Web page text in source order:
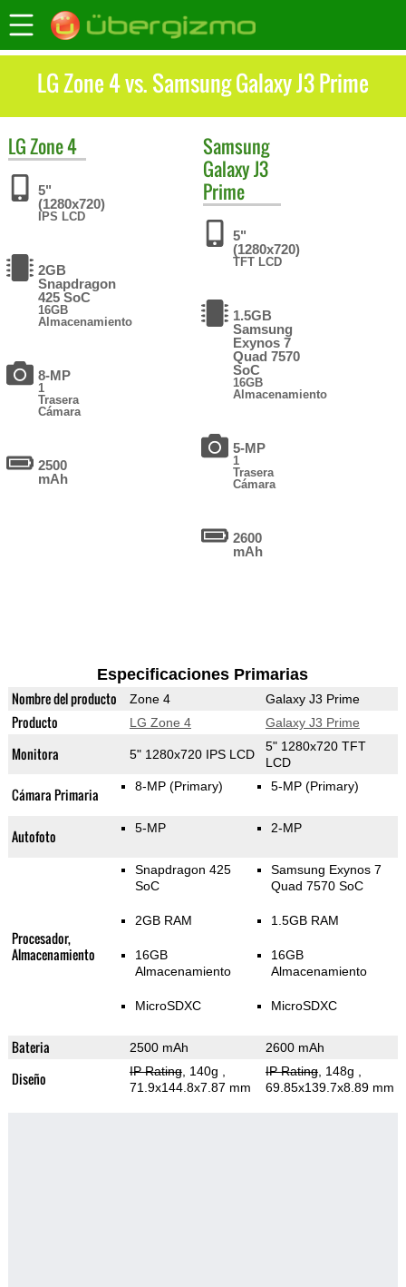
LG Zone 4 vs. Samsung Galaxy J3 Prime
LGZone 4
5"
(1280x720)
IPS LCD
2GB
Snapdragon
425 SoC
16GB
Almacenamiento
8-MP
1
Trasera
Cámara
2500
mAh
Samsung
Galaxy J3
Prime
5"
(1280x720)
TFT LCD
1.5GB
Samsung
Exynos 7
Quad 7570
SoC
16GB
Almacenamiento
5-MP
1
Trasera
Cámara
2600
mAh
Especificaciones Primarias
Nombre del producto Zone 4 Galaxy J3 Prime
Producto LG Zone 4 Galaxy J3 Prime
Monitora 5" 1280x720 IPS LCD
5" 1280x720 TFT
LCD
Cámara Primaria 8-MP (Primary) 5-MP (Primary)
Autofoto 5-MP 2-MP
Procesador,
Almacenamiento
Snapdragon 425
SoC
2GB RAM
16GB
Almacenamiento
MicroSDXC
Samsung Exynos 7
Quad 7570 SoC
1.5GB RAM
16GB
Almacenamiento
MicroSDXC
Bateria 2500 mAh 2600 mAh
Diseño IP Rating, 140g
71.9x144.8x7.87 mm
IP Rating, 148g
69.85x139.7x8.89 mm